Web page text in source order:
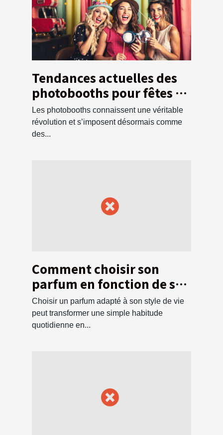
Tendances actuelles des
photobooths pour fêtes et
événements
Les photobooths connaissent une véritable
révolution et s’imposent désormais comme
des...
Comment choisir son
parfum en fonction de son
style de vie ?
Choisir un parfum adapté à son style de vie
peut transformer une simple habitude
quotidienne en...